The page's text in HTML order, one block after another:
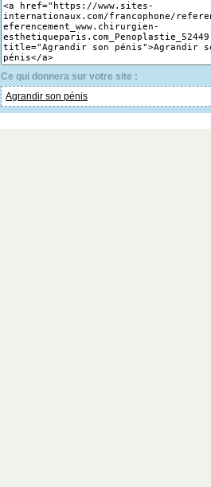
Ce qui donnera sur votre site :
Agrandir son pénis